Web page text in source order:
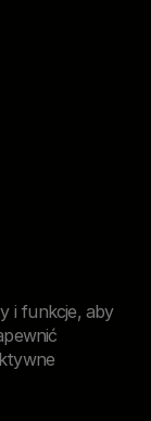
i funkcje, aby